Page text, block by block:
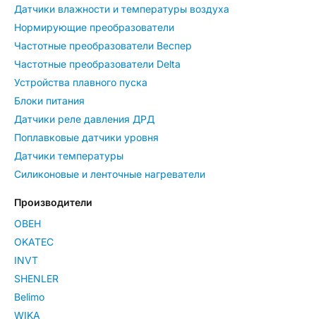
Датчики влажности и температуры воздуха
Нормирующие преобразователи
Частотные преобразователи Веспер
Частотные преобразователи Delta
Устройства плавного пуска
Блоки питания
Датчики реле давления ДРД
Поплавковые датчики уровня
Датчики температуры
Силиконовые и ленточные нагреватели
Производители
ОВЕН
OKATEC
INVT
SHENLER
Belimo
WIKA